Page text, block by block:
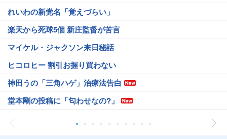
れいわの新党名「覚えづらい」
楽天から死球5個 新庄監督が苦言
マイケル・ジャクソン来日秘話
ヒコロヒー 割引お握り買わない
神田うの「三角ハゲ」治療法告白
堂本剛の投稿に「匂わせなの?」